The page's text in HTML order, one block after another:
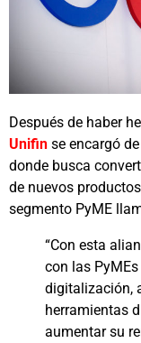
Después de haber
Unifin se encargó
donde busca
de nuevos
segmento PyME
“Con esta
con las
digitalización,
herramientas
aumentar su